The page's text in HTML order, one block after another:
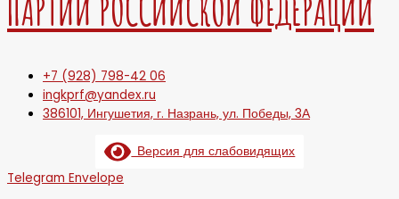
ПАРТИИ РОССИЙСКОЙ ФЕДЕРАЦИИ
+7 (928) 798-42 06
ingkprf@yandex.ru
386101, Ингушетия, г. Назрань, ул. Победы, 3А
Версия для слабовидящих
Telegram Envelope